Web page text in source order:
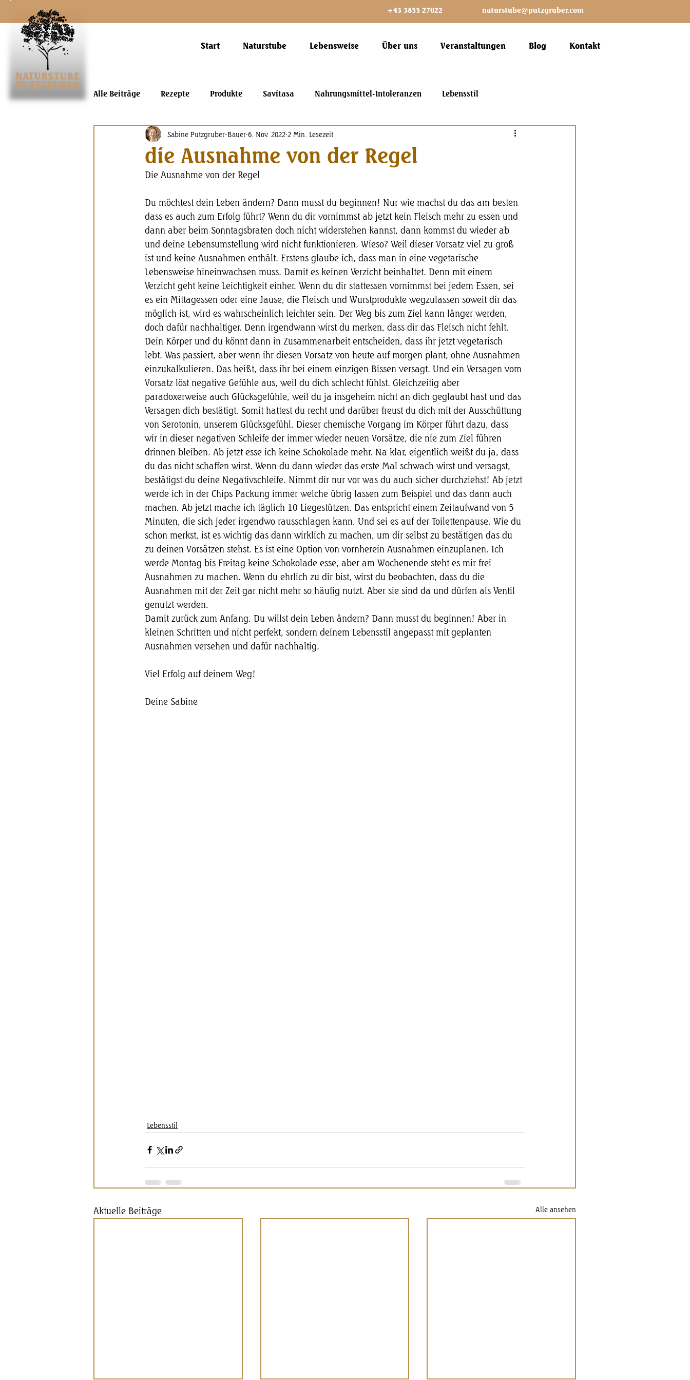
+43 3855 27022 naturstube@putzgruber.com
Start Naturstube Lebensweise Über uns Veranstaltungen Blog Kontakt
Alle Beiträge Rezepte Produkte Savitasa Nahrungsmittel-Intoleranzen Lebensstil
die Ausnahme von der Regel
Sabine Putzgruber-Bauer 6. Nov. 2022 2 Min. Lesezeit
Die Ausnahme von der Regel
Du möchtest dein Leben ändern? Dann musst du beginnen! Nur wie machst du das am besten
dass es auch zum Erfolg führt? Wenn du dir vornimmst ab jetzt kein Fleisch mehr zu essen und
dann aber beim Sonntagsbraten doch nicht widerstehen kannst, dann kommst du wieder ab
und deine Lebensumstellung wird nicht funktionieren. Wieso? Weil dieser Vorsatz viel zu groß
ist und keine Ausnahmen enthält. Erstens glaube ich, dass man in eine vegetarische
Lebensweise hineinwachsen muss. Damit es keinen Verzicht beinhaltet. Denn mit einem
Verzicht geht keine Leichtigkeit einher. Wenn du dir stattessen vornimmst bei jedem Essen, sei
es ein Mittagessen oder eine Jause, die Fleisch und Wurstprodukte wegzulassen soweit dir das
möglich ist, wird es wahrscheinlich leichter sein. Der Weg bis zum Ziel kann länger werden,
doch dafür nachhaltiger. Denn irgendwann wirst du merken, dass dir das Fleisch nicht fehlt.
Dein Körper und du könnt dann in Zusammenarbeit entscheiden, dass ihr jetzt vegetarisch
lebt. Was passiert, aber wenn ihr diesen Vorsatz von heute auf morgen plant, ohne Ausnahmen
einzukalkulieren. Das heißt, dass ihr bei einem einzigen Bissen versagt. Und ein Versagen vom
Vorsatz löst negative Gefühle aus, weil du dich schlecht fühlst. Gleichzeitig aber
paradoxerweise auch Glücksgefühle, weil du ja insgeheim nicht an dich geglaubt hast und das
Versagen dich bestätigt. Somit hattest du recht und darüber freust du dich mit der Ausschüttung
von Serotonin, unserem Glücksgefühl. Dieser chemische Vorgang im Körper führt dazu, dass
wir in dieser negativen Schleife der immer wieder neuen Vorsätze, die nie zum Ziel führen
drinnen bleiben. Ab jetzt esse ich keine Schokolade mehr. Na klar, eigentlich weißt du ja, dass
du das nicht schaffen wirst. Wenn du dann wieder das erste Mal schwach wirst und versagst,
bestätigst du deine Negativschleife. Nimmt dir nur vor was du auch sicher durchziehst! Ab jetzt
werde ich in der Chips Packung immer welche übrig lassen zum Beispiel und das dann auch
machen. Ab jetzt mache ich täglich 10 Liegestützen. Das entspricht einem Zeitaufwand von 5
Minuten, die sich jeder irgendwo rausschlagen kann. Und sei es auf der Toilettenpause. Wie du
schon merkst, ist es wichtig das dann wirklich zu machen, um dir selbst zu bestätigen das du
zu deinen Vorsätzen stehst. Es ist eine Option von vornherein Ausnahmen einzuplanen. Ich
werde Montag bis Freitag keine Schokolade esse, aber am Wochenende steht es mir frei
Ausnahmen zu machen. Wenn du ehrlich zu dir bist, wirst du beobachten, dass du die
Ausnahmen mit der Zeit gar nicht mehr so häufig nutzt. Aber sie sind da und dürfen als Ventil
genutzt werden.
Damit zurück zum Anfang. Du willst dein Leben ändern? Dann musst du beginnen! Aber in
kleinen Schritten und nicht perfekt, sondern deinem Lebensstil angepasst mit geplanten
Ausnahmen versehen und dafür nachhaltig.
Viel Erfolg auf deinem Weg!
Deine Sabine
Lebensstil
Aktuelle Beiträge Alle ansehen